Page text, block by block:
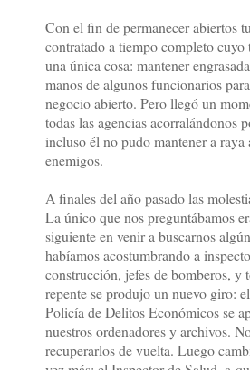
Con el fin de permanecer abiertos
contratado a tiempo completo cuyo
una única cosa: mantener
manos de algunos funcionarios
negocio abierto. Pero llegó un
todas las agencias acorralándonos
incluso él no pudo mantener a raya
enemigos.
A finales del año pasado las
La único que nos preguntábamos
siguiente en venir a buscarnos
habíamos acostumbrando a
construcción, jefes de bomberos, y
repente se produjo un nuevo giro:
Policía de Delitos Económicos se
nuestros ordenadores y archivos.
recuperarlos de vuelta. Luego